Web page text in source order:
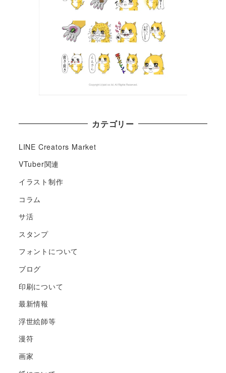
カテゴリー
LINE Creators Market
VTuber関連
イラスト制作
コラム
サ活
スタンプ
フォントについて
ブログ
印刷について
最新情報
浮世絵師等
漫符
画家